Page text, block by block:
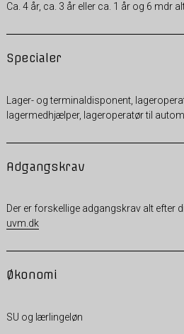
Ca. 4 år, ca. 3 år eller ca. 1 år og 6 mdr
Specialer
Lager- og terminaldisponent,
lagermedhjælper, lageroperatør til
Adgangskrav
Der er forskellige adgangskrav alt efter
uvm.dk
Økonomi
SU og lærlingeløn